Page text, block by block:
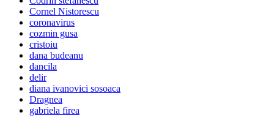
Cornel Nistorescu
coronavirus
cozmin gusa
cristoiu
dana budeanu
dancila
delir
diana ivanovici sosoaca
Dragnea
gabriela firea